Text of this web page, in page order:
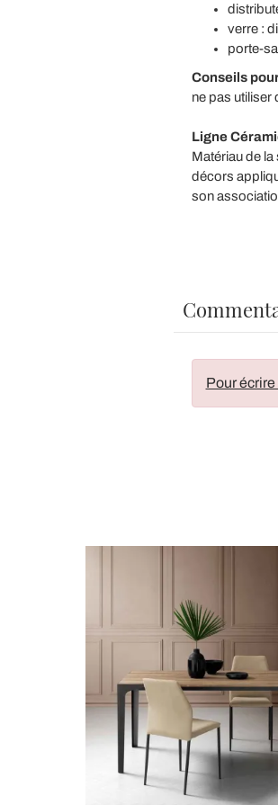
verre :
porte-
Conseils
ne pas utiliser
Ligne
Matériau de
décors
son
Pour